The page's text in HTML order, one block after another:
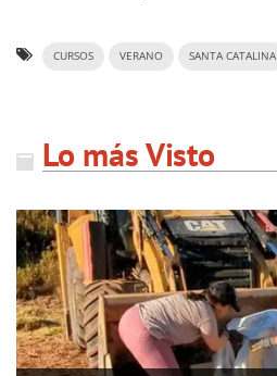
CURSOS VERANO SANTA CATALINA
Lo más Visto